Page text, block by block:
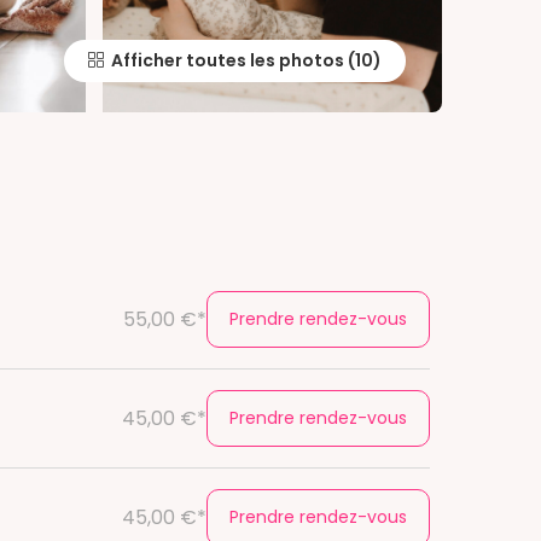
Afficher toutes les photos
55,00 €* Prendre rendez-vous
45,00 €* Prendre rendez-vous
45,00 €* Prendre rendez-vous